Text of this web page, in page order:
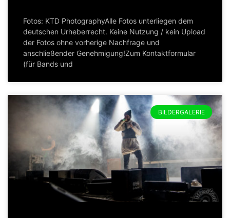
Fotos: KTD PhotographyAlle Fotos unterliegen dem
deutschen Urheberrecht. Keine Nutzung / kein Upload
der Fotos ohne vorherige Nachfrage und
anschließender Genehmigung!Zum Kontaktformular
(für Bands und
BILDERGALERIE